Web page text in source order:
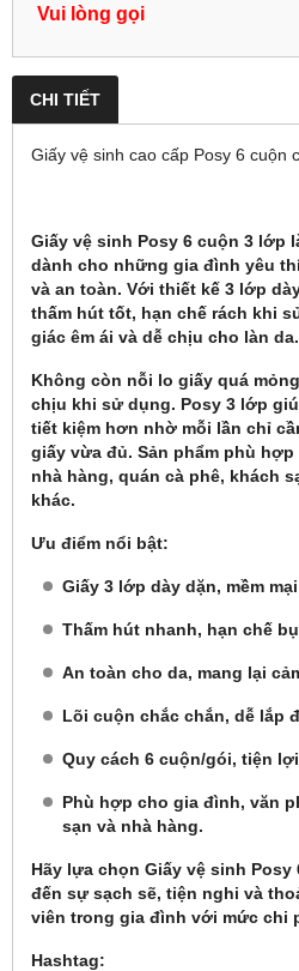
Vui lòng gọi
CHI TIẾT
Giấy vệ sinh cao cấp Posy 6 cuộn
Giấy vệ sinh Posy 6 cuộn 3 lớp
dành cho những gia đình yêu
và an toàn. Với thiết kế 3 lớp
thấm hút tốt, hạn chế rách khi
giác êm ái và dễ chịu cho làn da.
Không còn nỗi lo giấy quá
chịu khi sử dụng. Posy 3 lớp
tiết kiệm hơn nhờ mỗi lần chỉ
giấy vừa đủ. Sản phẩm phù
nhà hàng, quán cà phê, khách
khác.
Ưu điểm nổi bật:
Giấy 3 lớp dày dặn, mềm
Thấm hút nhanh, hạn chế
An toàn cho da, mang lại
Lõi cuộn chắc chắn, dễ lắp
Quy cách 6 cuộn/gói, tiện
Phù hợp cho gia đình, văn
sạn và nhà hàng.
Hãy lựa chọn Giấy vệ sinh Posy
đến sự sạch sẽ, tiện nghi và
viên trong gia đình với mức chi
Hashtag: